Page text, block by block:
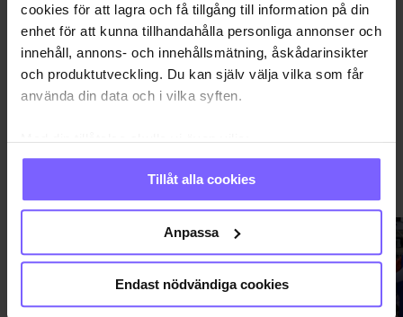
cookies för att lagra och få tillgång till information på din
enhet för att kunna tillhandahålla personliga annonser och
innehåll, annons- och innehållsmätning, åskådarinsikter
och produktutveckling. Du kan själv välja vilka som får
använda din data och i vilka syften.
Med din tillåtelse skulle vi även vilja:
Samla in information om din geografiska plats
som kan ha en noggrannhet på upp till flera meter
Identifiera din enhet genom att aktivt skanna den
för specifika kännetecken (fingeravtryck)
Ta reda på mer om hur dina personliga uppgifter
Du kan ändra eller dra tillbaka ditt samtycke när som
Tillåt alla cookies
Anpassa
Endast nödvändiga cookies
DELA DEN HÄR ARTIKELN